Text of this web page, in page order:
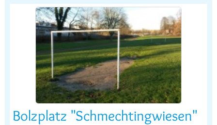
Bolzplatz "Schmechtingwiesen"